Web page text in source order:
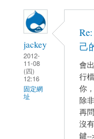
jackey
2012-
11-08
(四)
12:16
固定網
址
己
會
行
你
除
再
沒
鍵--